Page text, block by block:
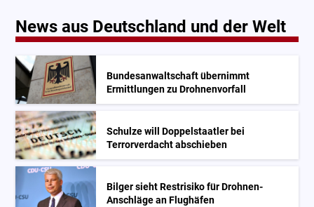
News aus Deutschland und der Welt
Bundesanwaltschaft übernimmt
Ermittlungen zu Drohnenvorfall
Schulze will Doppelstaatler bei
Terrorverdacht abschieben
Bilger sieht Restrisiko für Drohnen-
Anschläge an Flughäfen